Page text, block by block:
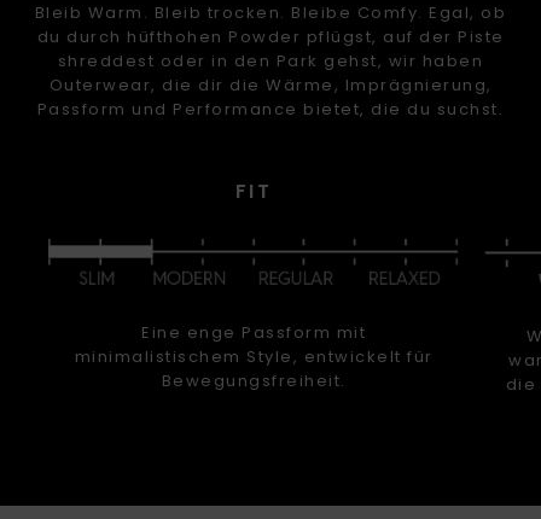
Bleib Warm. Bleib trocken. Bleibe Comfy. Egal, ob
du durch hüfthohen Powder pflügst, auf der Piste
shreddest oder in den Park gehst, wir haben
Outerwear, die dir die Wärme, Imprägnierung,
Passform und Performance bietet, die du suchst.
FIT
Eine enge Passform mit
minimalistischem Style, entwickelt für
Bewegungsfreiheit.
die